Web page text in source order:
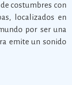
costumbres con
localizados en
por ser una
emite un sonido